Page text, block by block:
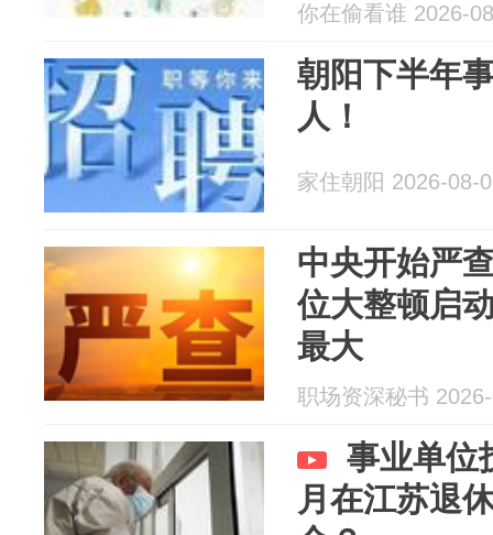
你在偷看谁 2026-
朝阳下半年
人！
家住朝阳 2026-08-
中央开始严
位大整顿启
最大
职场资深秘书
事业单位
月在江苏退